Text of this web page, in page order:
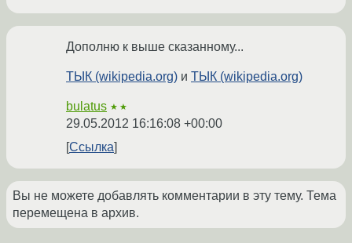
Дополню к выше сказанному...
ТЫК (wikipedia.org) и ТЫК (wikipedia.org)
bulatus ★★
29.05.2012 16:16:08 +00:00
Ссылка
Вы не можете добавлять комментарии в эту тему. Тема
перемещена в архив.